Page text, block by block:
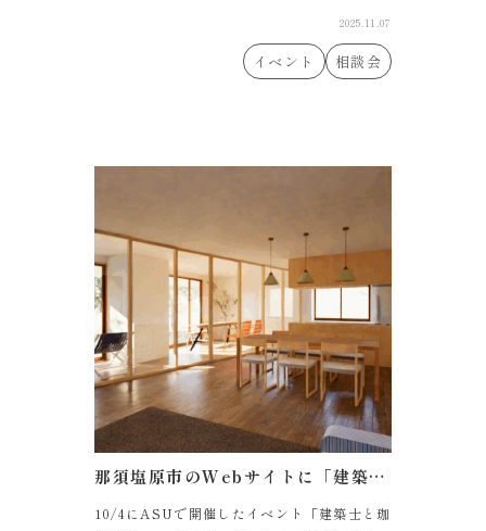
2025.11.07
イベント 相談会
那須塩原市のWebサイトに「建築士と珈琲時間」の様子が掲載されています。
10/4にASUで開催したイベント「建築士と珈